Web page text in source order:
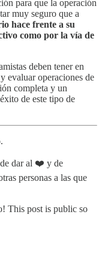
para que la operación
muy seguro que a
hace frente a su
como por la vía de
deben tener en
evaluar operaciones de
completa y un
de este tipo de
.
de dar al ❤️ y de
personas a las que
This post is public so